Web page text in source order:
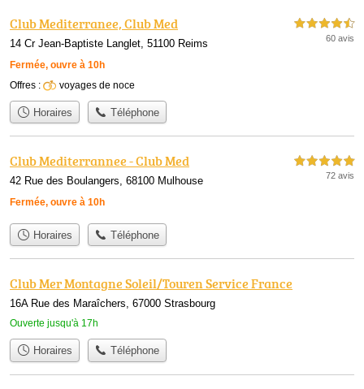
Club Mediterranee, Club Med
14 Cr Jean-Baptiste Langlet, 51100 Reims
Fermée, ouvre à 10h
4,5 étoiles sur 5
60 avis
Offres : voyages de noce
Horaires Téléphone
Club Mediterrannee - Club Med
42 Rue des Boulangers, 68100 Mulhouse
Fermée, ouvre à 10h
5,0 étoiles sur 5
72 avis
Horaires Téléphone
Club Mer Montagne Soleil/Touren Service France
16A Rue des Maraîchers, 67000 Strasbourg
Ouverte jusqu'à 17h
Horaires Téléphone